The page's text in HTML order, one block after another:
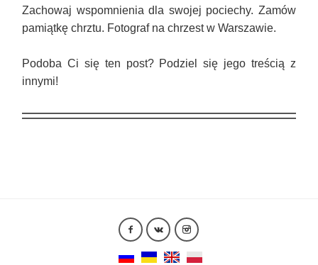
Zachowaj wspomnienia dla swojej pociechy. Zamów
pamiątkę chrztu. Fotograf na chrzest w Warszawie.
Podoba Ci się ten post? Podziel się jego treścią z
innymi!